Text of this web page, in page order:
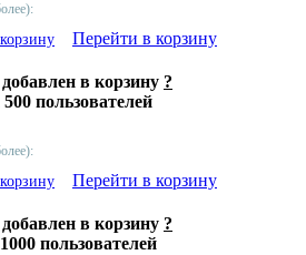
Перейти в корзину
в корзину ?
пользователей
Перейти в корзину
в корзину ?
пользователей